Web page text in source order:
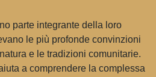
parte integrante della loro
le più profonde convinzioni
e le tradizioni comunitarie.
a comprendere la complessa